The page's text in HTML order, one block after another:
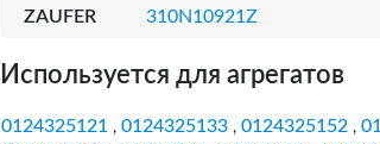
ZAUFER 310N10921Z
Используется для агрегатов
0124325121 , 0124325133 , 0124325152 ,